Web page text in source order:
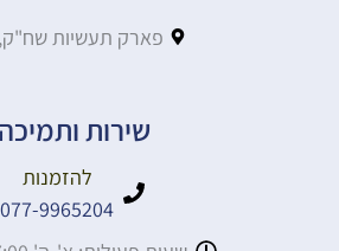
פארק תעשיות
שירות ותמיכה
להזמנות
077-9965204